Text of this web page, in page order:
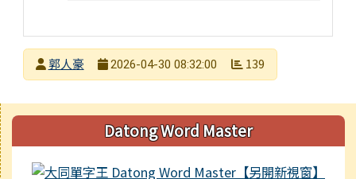
發布者郭人豪
2026-04-30 08:32:00 139
右邊區域內容Datong Word Master